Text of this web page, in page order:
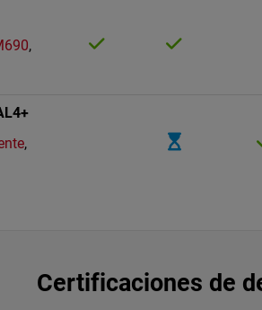
,
Certificado según los
,
Renovación
Certificaciones de